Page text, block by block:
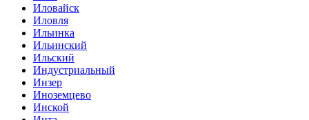
Иловайск
Иловля
Ильинка
Ильинский
Ильский
Индустриальный
Инзер
Иноземцево
Инской